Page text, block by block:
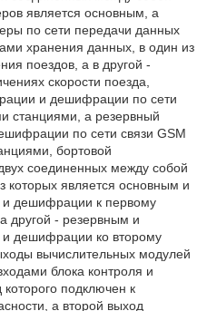
является основным, а
по сети передачи данных
хранения данных, в один из
поездов, а в другой -
скорости поезда,
и дешифрации по сети
станциями, а резервный
по сети связи GSM
бортовой
соединенных между собой
которых является основным и
дешифрации к первому
другой - резервным и
дешифрации ко второму
вычислительных модулей
блока контроля и
подключен к
а второй выход